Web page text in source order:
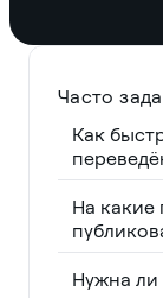
Часто
Как
На
Нужна ли